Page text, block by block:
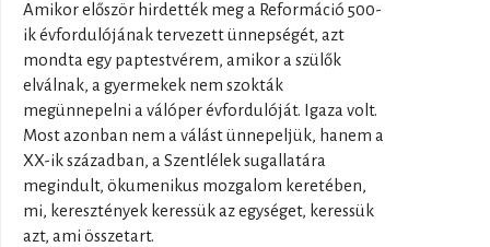
Amikor először hirdették meg a Reformáció 500-
ik évfordulójának tervezett ünnepségét, azt
mondta egy paptestvérem, amikor a szülők
elválnak, a gyermekek nem szokták
megünnepelni a válóper évfordulóját. Igaza volt.
Most azonban nem a válást ünnepeljük, hanem a
XX-ik században, a Szentlélek sugallatára
megindult, ökumenikus mozgalom keretében,
mi, keresztények keressük az egységet, keressük
azt, ami összetart.